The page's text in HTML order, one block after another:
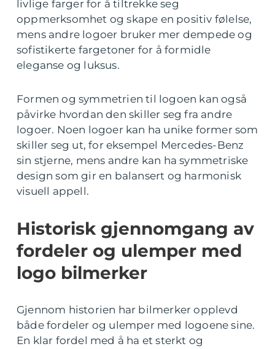
livlige farger for å tiltrekke seg
oppmerksomhet og skape en positiv følelse,
mens andre logoer bruker mer dempede og
sofistikerte fargetoner for å formidle
eleganse og luksus.
Formen og symmetrien til logoen kan også
påvirke hvordan den skiller seg fra andre
logoer. Noen logoer kan ha unike former som
skiller seg ut, for eksempel Mercedes-Benz
sin stjerne, mens andre kan ha symmetriske
design som gir en balansert og harmonisk
visuell appell.
Historisk gjennomgang av
fordeler og ulemper med
logo bilmerker
Gjennom historien har bilmerker opplevd
både fordeler og ulemper med logoene sine.
En klar fordel med å ha et sterkt og